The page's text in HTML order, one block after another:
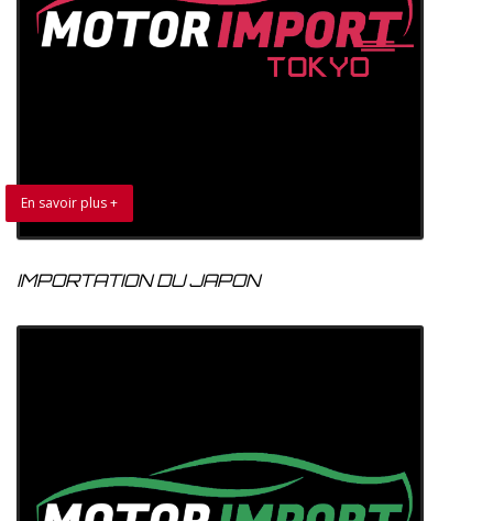
En savoir plus +
IMPORTATION DU JAPON